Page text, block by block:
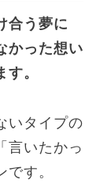
合う夢に
かった想い
。
いタイプの
言いたかっ
す。